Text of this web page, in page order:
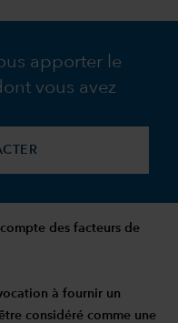
apporter le
vous avez
des facteurs de
à fournir un
considéré comme une